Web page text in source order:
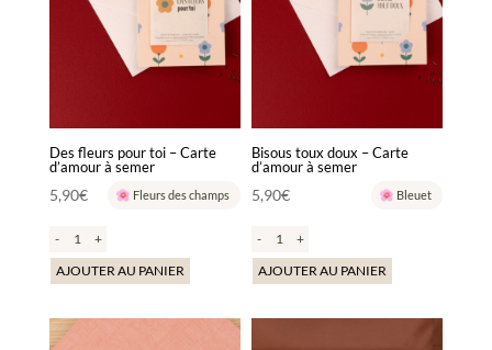
Des fleurs pour toi – Carte
d’amour à semer
5,90€ Fleurs des champs
-
+
AJOUTER AU PANIER
Bisous toux doux – Carte
d’amour à semer
5,90€ Bleuet
-
+
AJOUTER AU PANIER